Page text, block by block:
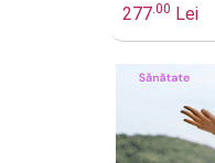
277.00 Lei